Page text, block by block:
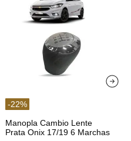
-22%
Manopla Cambio Lente
Prata Onix 17/19 6 Marchas